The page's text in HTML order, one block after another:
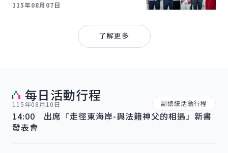
115年08月07日
了解更多 總統府新聞
每日活動行程
115年08月10日 副總統活動行程
14:00 出席「走徑東海岸-與法籍神父的相遇」新書
發表會